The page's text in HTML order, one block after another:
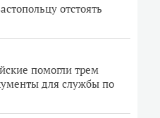
отстоять
помогли трем
для службы по